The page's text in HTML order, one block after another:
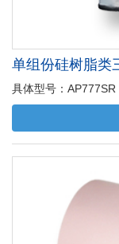
单组份硅树脂类
具体型号：AP777SR